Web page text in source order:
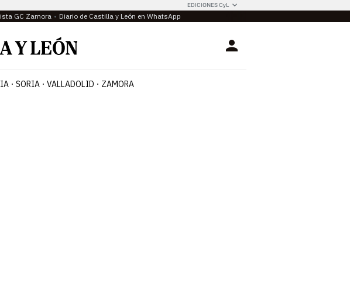
EDICIONES CyL
GC Zamora Diario de Castilla y León en WhatsApp
Login
SORIA VALLADOLID ZAMORA